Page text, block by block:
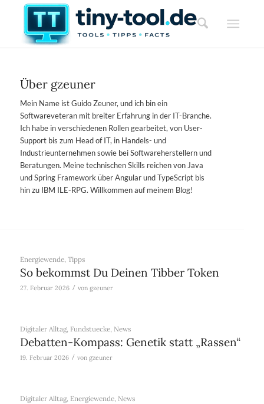
Über gzeuner
Mein Name ist Guido Zeuner, und ich bin ein
Softwareveteran mit breiter Erfahrung in der IT-Branche.
Ich habe in verschiedenen Rollen gearbeitet, von User-
Support bis zum Head of IT, in Handels- und
Industrieunternehmen sowie bei Softwareherstellern und
Beratungen. Meine technischen Skills reichen von Java
und Spring Framework über Angular und TypeScript bis
hin zu IBM ILE-RPG. Willkommen auf meinem Blog!
Energiewende, Tipps
So bekommst Du Deinen Tibber Token
27. Februar 2026 / von gzeuner
Digitaler Alltag, Fundstuecke, News
Debatten-Kompass: Genetik statt „Rassen“
19. Februar 2026 / von gzeuner
Digitaler Alltag, Energiewende, News